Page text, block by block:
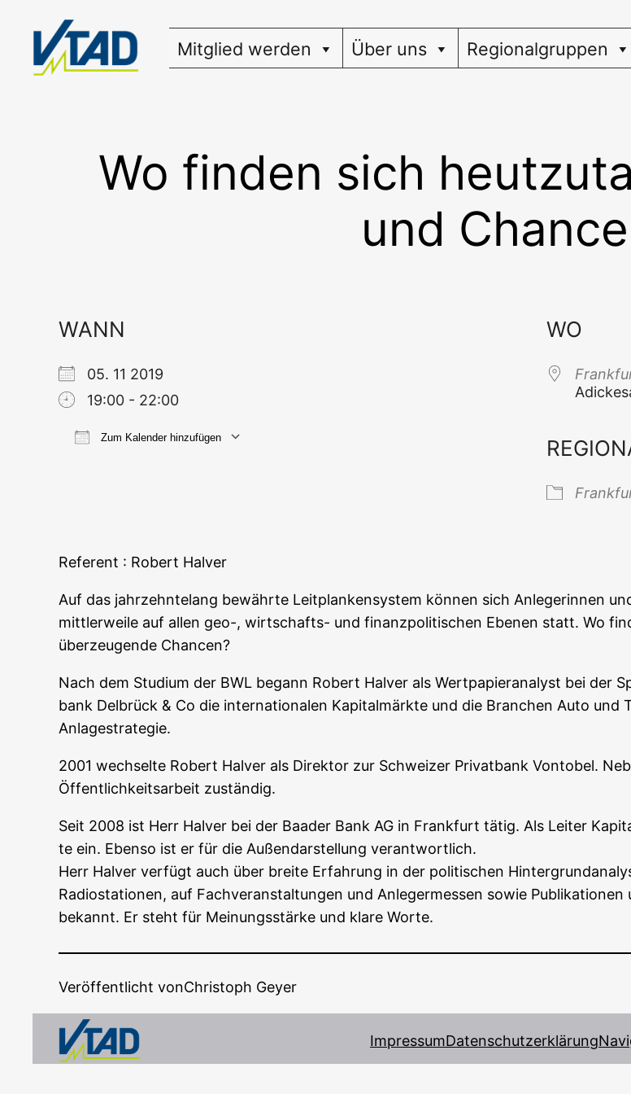
springen
Mitglied werden Über uns Regionalgruppen
Wo finden sich
und
WANN
05. 11 2019
19:00 - 22:00
Zum Kalender hinzufügen
WO
Refe­rent : Robert Halver
Auf das jahr­zehn­te­lang bewähr­te Leit­plan­ken­sys­tem kön­nen sich Anle­ge­rin­nen
mitt­ler­wei­le auf allen geo-, wirt­schafts- und finanz­po­li­ti­schen Ebe­nen statt. Wo
über­zeu­gen­de Chancen?
Nach dem Stu­di­um der BWL begann Robert Hal­ver als Wert­pa­pier­ana­lyst bei der
bank Del­brück & Co die inter­na­tio­na­len Kapi­tal­märk­te und die Bran­chen Auto
Anlagestrategie.
2001 wech­sel­te Robert Hal­ver als Direk­tor zur Schwei­zer Pri­vat­bank Von­to­bel.
Öffent­lich­keits­ar­beit zuständig.
Seit 2008 ist Herr Hal­ver bei der Baa­der Bank AG in Frank­furt tätig. Als Lei­ter
te ein. Eben­so ist er für die Außen­dar­stel­lung verantwortlich.
Herr Hal­ver ver­fügt auch über brei­te Erfah­rung in der poli­ti­schen
Radio­sta­tio­nen, auf Fach­ver­an­stal­tun­gen und Anle­ger­mes­sen sowie
bekannt. Er steht für Mei­nungs­stär­ke und kla­re Worte.
Veröffentlicht vonChristoph Geyer
ImpressumDatenschutzerklärung